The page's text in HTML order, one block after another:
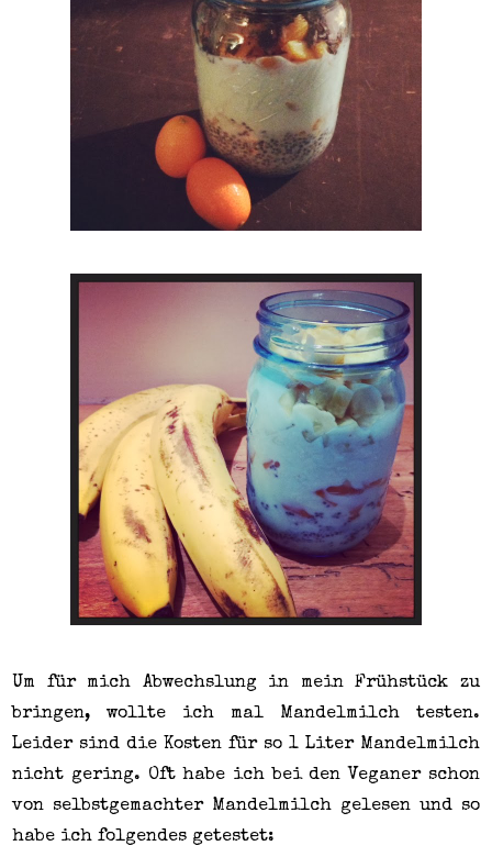
Um für mich Abwechslung in mein Frühstück zu
bringen, wollte ich mal Mandelmilch testen.
Leider sind die Kosten für so 1 Liter Mandelmilch
nicht gering. Oft habe ich bei den Veganer schon
von selbstgemachter Mandelmilch gelesen und so
habe ich folgendes getestet: